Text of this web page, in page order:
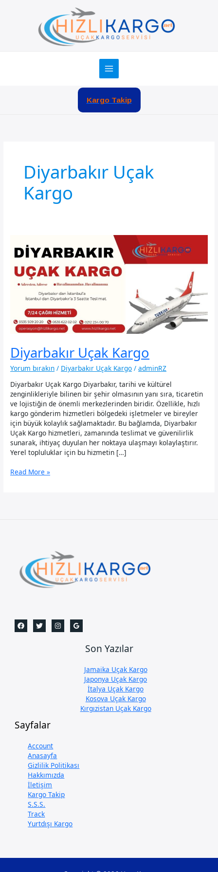
Kargo Takip
Diyarbakır Uçak
Kargo
Diyarbakır Uçak Kargo
Yorum bırakın / Diyarbakır Uçak Kargo /adminRZ
Diyarbakır Uçak Kargo Diyarbakır, tarihi ve kültürel
zenginlikleriyle bilinen bir şehir olmasının yanı sıra, ticaretin
ve lojistiğin de önemli merkezlerinden biridir. Özellikle, hızlı
kargo gönderim hizmetleri bölgedeki işletmeler ve bireyler
için büyük kolaylık sağlamaktadır. Bu bağlamda, Diyarbakır
Uçak Kargo hizmetleri, zamanında teslimat ve güvenilirlik
sunarak, ihtiyaç duyulan her noktaya ulaşmayı kolaylaştırır.
Yerel topluluklar için bu hizmetin […]
Diyarbakır
Read More »
Son Yazılar
Jamaika Uçak Kargo
Japonya Uçak Kargo
İtalya Uçak Kargo
Kosova Uçak Kargo
Kırgızistan Uçak Kargo
Sayfalar
Account
Anasayfa
Gizlilik Politikası
Hakkımızda
İletişim
Kargo Takip
S.S.S.
Track
Yurtdışı Kargo